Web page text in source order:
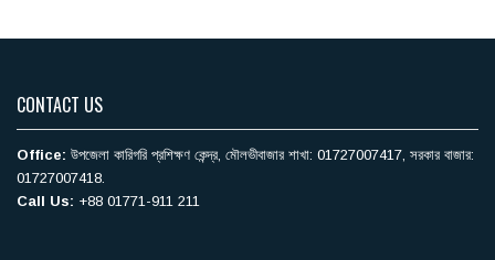
CONTACT US
Office: উপজেলা কারিগরি ‍প্রশিক্ষণ কেন্দ্র, মৌলভীবাজার শাখা: 01727007417, সরকার বাজার:
01727007418.
Call Us: +88 01771-911 211